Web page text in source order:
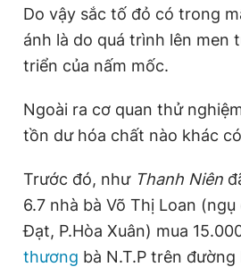
Do vậy sắc tố đỏ có trong
ánh là do quá trình lên men
triển của nấm mốc.
Ngoài ra cơ quan thử
tồn dư hóa chất nào khác
Trước đó, như Thanh Niên
6.7 nhà bà Võ Thị Loan
Đạt, P.Hòa Xuân) mua
thương bà N.T.P trên đường